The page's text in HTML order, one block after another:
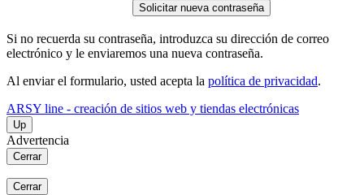
Solicitar nueva contraseña
Si no recuerda su contraseña, introduzca su dirección de correo
electrónico y le enviaremos una nueva contraseña.
Al enviar el formulario, usted acepta la política de privacidad.
ARSY line - creación de sitios web y tiendas electrónicas
Up
Advertencia
Cerrar
Cerrar